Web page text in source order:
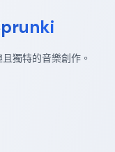
獨特的音樂創作。